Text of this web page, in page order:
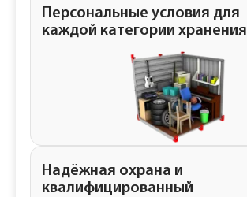
Персональные условия для
каждой категории хранения
Надёжная охрана и
квалифицированный